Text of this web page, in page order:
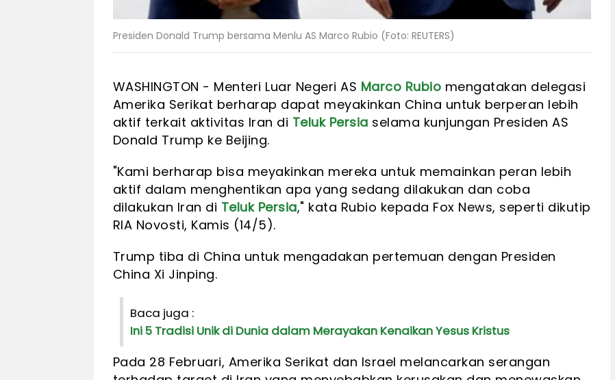
Presiden Donald Trump bersama Menlu AS Marco Rubio (Foto: REUTERS)
WASHINGTON - Menteri Luar Negeri AS Marco Rubio mengatakan delegasi
Amerika Serikat berharap dapat meyakinkan China untuk berperan lebih
aktif terkait aktivitas Iran di Teluk Persia selama kunjungan Presiden AS
Donald Trump ke Beijing.
"Kami berharap bisa meyakinkan mereka untuk memainkan peran lebih
aktif dalam menghentikan apa yang sedang dilakukan dan coba
dilakukan Iran di Teluk Persia," kata Rubio kepada Fox News, seperti dikutip
RIA Novosti, Kamis (14/5).
Trump tiba di China untuk mengadakan pertemuan dengan Presiden
China Xi Jinping.
Baca juga :
Ini 5 Tradisi Unik di Dunia dalam Merayakan Kenaikan Yesus Kristus
Pada 28 Februari, Amerika Serikat dan Israel melancarkan serangan